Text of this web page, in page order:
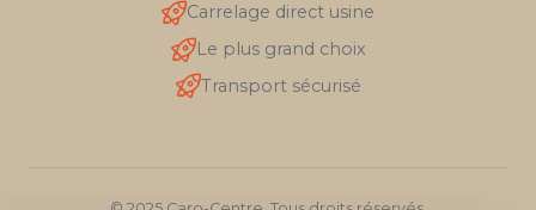
Carrelage direct usine
Le plus grand choix
Transport sécurisé